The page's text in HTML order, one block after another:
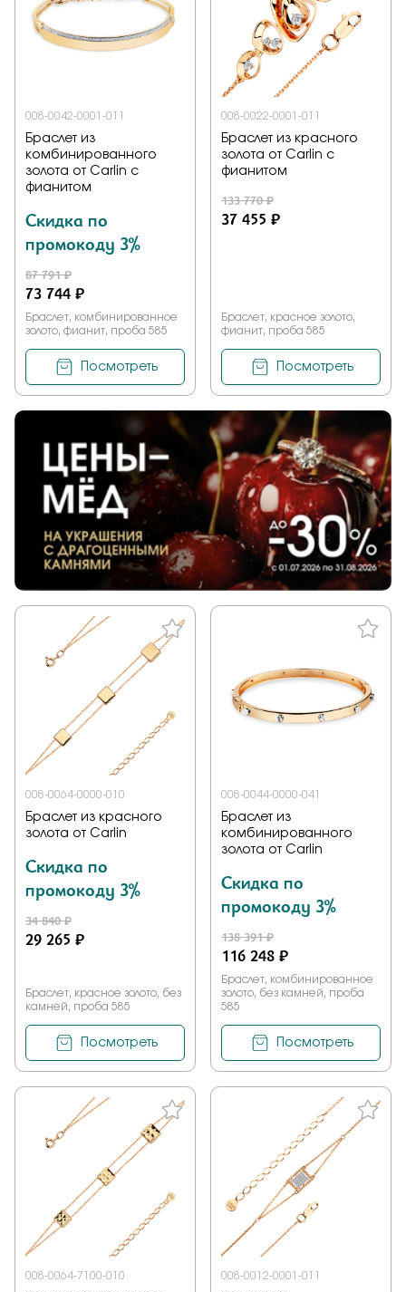
008-0042-0001-011
Браслет из
комбинированного
золота от Carlin с
фианитом
Скидка по
промокоду 3%
87 791 ₽
73 744 ₽
Браслет, комбинированное
золото, фианит, проба 585
Посмотреть
008-0022-0001-011
Браслет из красного
золота от Carlin с
фианитом
133 770 ₽
37 455 ₽
Браслет, красное золото,
фианит, проба 585
Посмотреть
008-0064-0000-010
Браслет из красного
золота от Carlin
Скидка по
промокоду 3%
34 840 ₽
29 265 ₽
Браслет, красное золото, без
камней, проба 585
Посмотреть
008-0044-0000-041
Браслет из
комбинированного
золота от Carlin
Скидка по
промокоду 3%
138 391 ₽
116 248 ₽
Браслет, комбинированное
золото, без камней, проба
585
Посмотреть
008-0064-7100-010 008-0012-0001-011
Подтверждаю, что я ознакомлен и согласен с условиями
Отправить